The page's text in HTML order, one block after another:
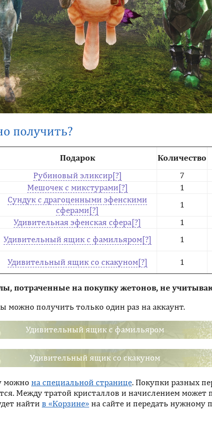
получить?
Подарок Количество
Рубиновый эликсир 7
Мешочек с микстурами 1
Сундук с драгоценными эфенскими
сферами
1
Удивительная эфенская сфера 1
Удивительный ящик с фамильяром 1
Удивительный ящик со скакуном 1
потраченные на покупку жетонов, не
можно получить только один раз на аккаунт.
Удивительный ящик с фамильяром
Удивительный ящик со скакуном
можно на специальной странице. Покупки разных
Между тратой кристаллов и начислением может
найти в «Корзине» на сайте и передать нужному